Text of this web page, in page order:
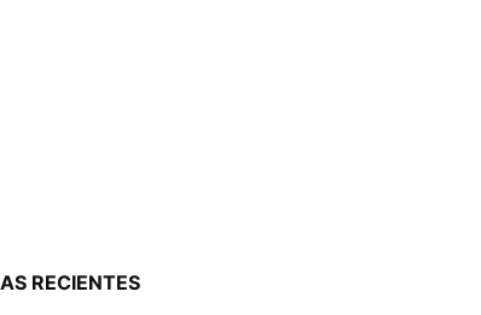
RECIENTES